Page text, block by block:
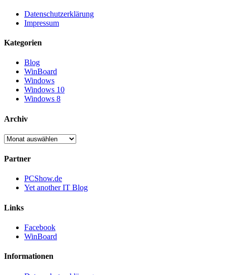
Datenschutzerklärung
Impressum
Kategorien
Blog
WinBoard
Windows
Windows 10
Windows 8
Archiv
Archiv
Partner
PCShow.de
Yet another IT Blog
Links
Facebook
WinBoard
Informationen